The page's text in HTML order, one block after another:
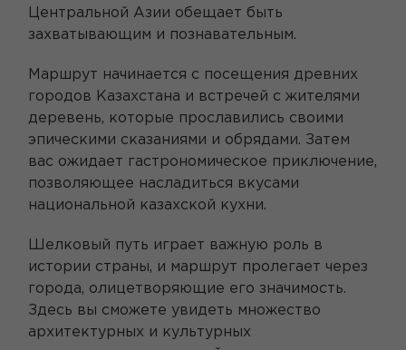
Центральной Азии обещает быть
захватывающим и познавательным.
Маршрут начинается с посещения древних
городов Казахстана и встречей с жителями
деревень, которые прославились своими
эпическими сказаниями и обрядами. Затем
вас ожидает гастрономическое приключение,
позволяющее насладиться вкусами
национальной казахской кухни.
Шелковый путь играет важную роль в
истории страны, и маршрут пролегает через
города, олицетворяющие его значимость.
Здесь вы сможете увидеть множество
архитектурных и культурных